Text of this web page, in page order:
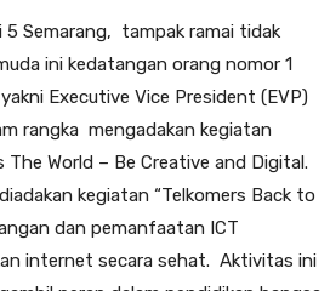
Semarang, tampak ramai tidak
ini kedatangan orang nomor 1
Executive Vice President (EVP)
rangka mengadakan kegiatan
World – Be Creative and Digital.
kegiatan “Telkomers Back to
dan pemanfaatan ICT
internet secara sehat. Aktivitas ini